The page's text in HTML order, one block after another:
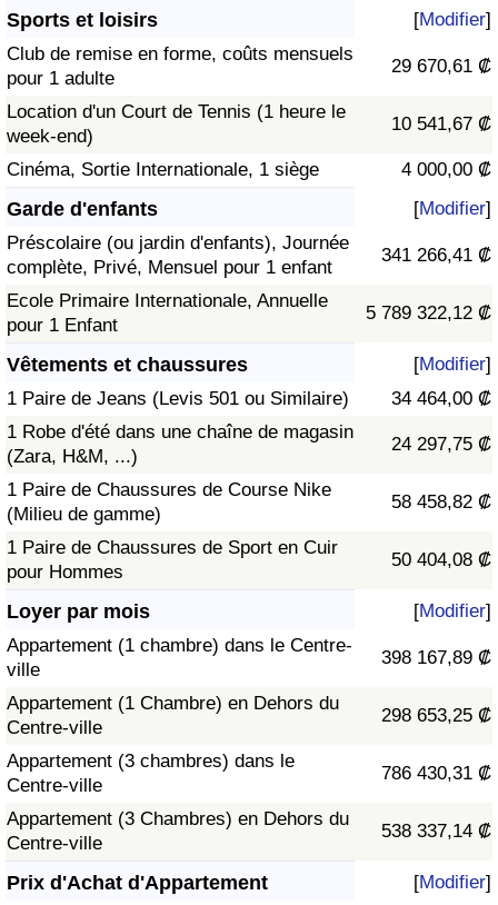
Sports et loisirs [Modifier]
Club de remise en forme, coûts mensuels
pour 1 adulte
29 670,61 ₡
Location d'un Court de Tennis (1 heure le
week-end)
10 541,67 ₡
Cinéma, Sortie Internationale, 1 siège 4 000,00 ₡
Garde d'enfants [Modifier]
Préscolaire (ou jardin d'enfants), Journée
complète, Privé, Mensuel pour 1 enfant
341 266,41 ₡
Ecole Primaire Internationale, Annuelle
pour 1 Enfant
5 789 322,12 ₡
Vêtements et chaussures [Modifier]
1 Paire de Jeans (Levis 501 ou Similaire)
34 464,00 ₡
1 Robe d'été dans une chaîne de magasin
(Zara, H&M, ...)
24 297,75 ₡
1 Paire de Chaussures de Course Nike
(Milieu de gamme)
58 458,82 ₡
1 Paire de Chaussures de Sport en Cuir
pour Hommes
50 404,08 ₡
Loyer par mois [Modifier]
Appartement (1 chambre) dans le Centre-
ville
398 167,89 ₡
Appartement (1 Chambre) en Dehors du
Centre-ville
298 653,25 ₡
Appartement (3 chambres) dans le
Centre-ville
786 430,31 ₡
Appartement (3 Chambres) en Dehors du
Centre-ville
538 337,14 ₡
Prix d'Achat d'Appartement [Modifier]